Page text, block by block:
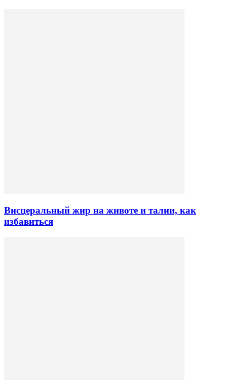
Висцеральный жир на животе и талии, как
избавиться